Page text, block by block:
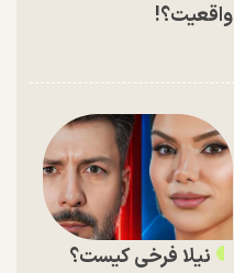
واقعیت؟!
نیلا فرخی کیست؟